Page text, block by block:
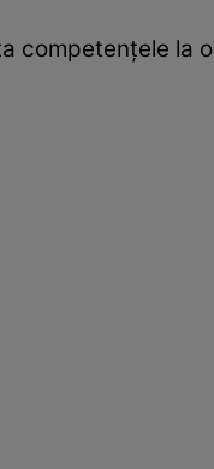
competenţele la o